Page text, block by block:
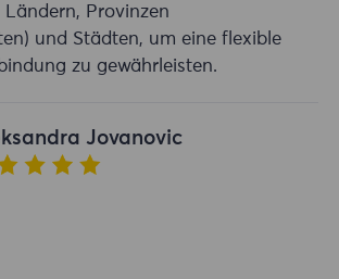
Ländern, Provinzen
und Städten, um eine flexible
zu gewährleisten.
Jovanovic